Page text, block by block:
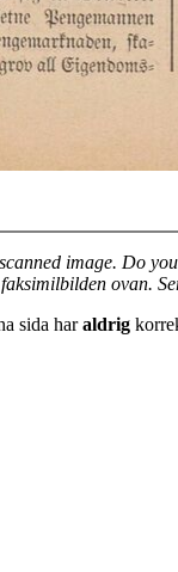
image. Do
ovan.
sida haraldrig